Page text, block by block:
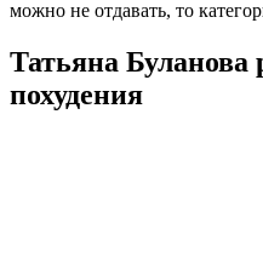
можно не отдавать, то
Татьяна Буланова
похудения